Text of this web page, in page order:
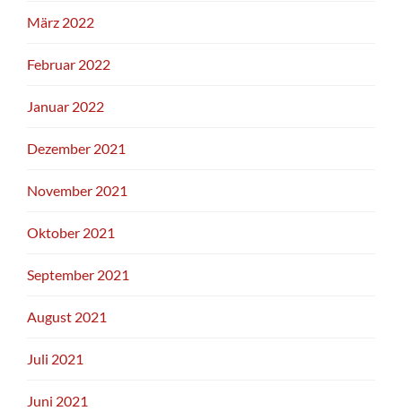
März 2022
Februar 2022
Januar 2022
Dezember 2021
November 2021
Oktober 2021
September 2021
August 2021
Juli 2021
Juni 2021